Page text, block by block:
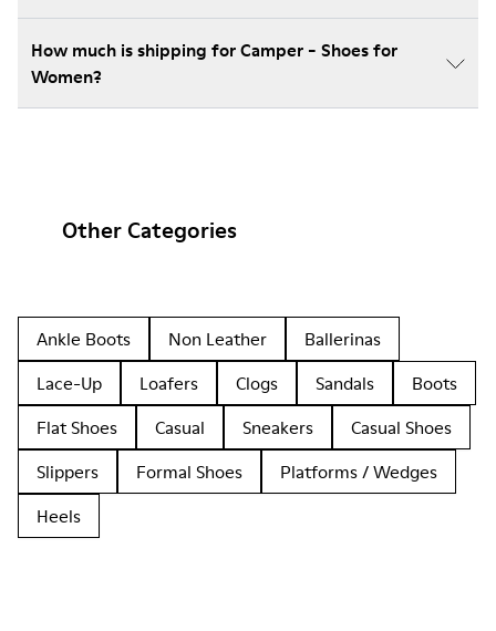
How much is shipping for Camper - Shoes for
Women?
Other Categories
Ankle Boots Non Leather
Ballerinas
Lace-Up
Loafers Clogs Sandals
Boots
Flat Shoes
Casual Sneakers
Casual Shoes
Slippers
Formal Shoes
Platforms / Wedges
Heels